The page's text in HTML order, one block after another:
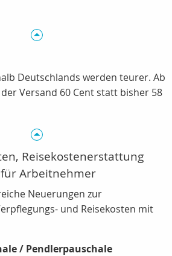
Deutschlands werden teurer. Ab
Versand 60 Cent statt bisher 58
Reisekostenerstattung
Arbeitnehmer
Neuerungen zur
und Reisekosten mit
/ Pendlerpauschale